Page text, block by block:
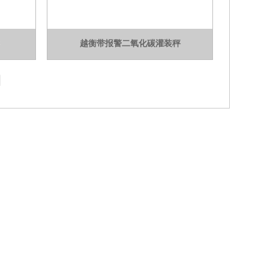
越衡带报警二氧化碳灌装秤